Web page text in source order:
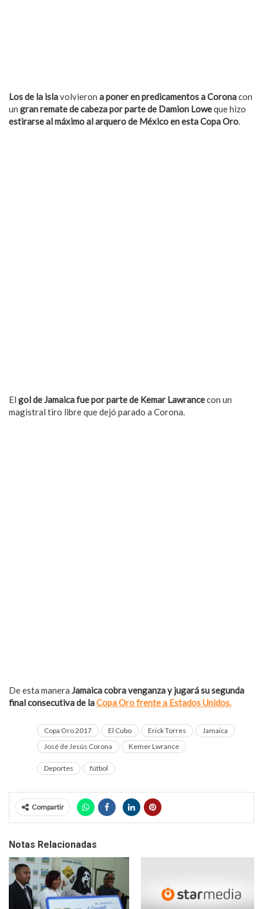
Los de la islavolvieron a poner en predicamentos a Coronacon
un gran remate de cabeza por parte de Damion Loweque hizo
estirarse al máximo al arquero de México en esta Copa Oro.
El gol de Jamaica fue por parte de Kemar Lawrancecon un
magistral tiro libre que dejó parado a Corona.
De esta manera Jamaica cobra venganza y jugará su segunda
final consecutiva de laCopa Oro frente a Estados Unidos.
Copa Oro 2017 El Cubo Erick Torres
Jamaica
José de Jesús Corona
Kemer Lwrance
Deportes fútbol
Compartir
Notas Relacionadas